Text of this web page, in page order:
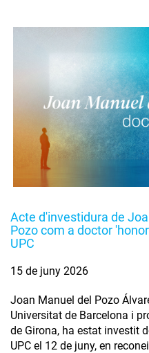
Acte d'investidura de
Pozo com a doctor
UPC
15 de juny 2026
Joan Manuel del Pozo
Universitat de Barcelona i
de Girona, ha estat investit
UPC el 12 de juny, en